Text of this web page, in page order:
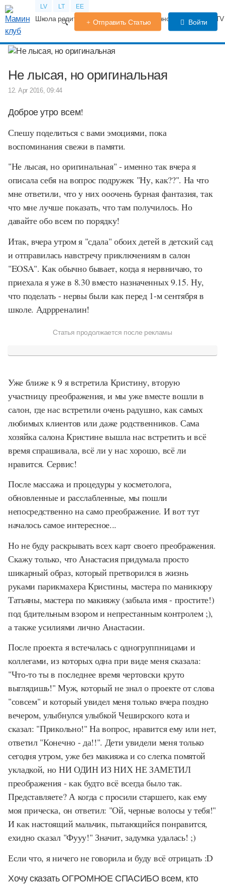
LV LT EE
Школа родителей Календарь беременности Форум
Отправить Статью Войти
Не лысая, но оригинальная
12. Apr 2016, 09:44
Доброе утро всем!
Спешу поделиться с вами эмоциями, пока
воспоминания свежи в памяти.
"Не лысая, но оригинальная" - именно так вчера я
описала себя на вопрос подружек "Ну, как??". На что
мне ответили, что у них ооочень бурная фантазия, так
что мне лучше показать, что там получилось. Но
давайте обо всем по порядку!
Итак, вчера утром я "сдала" обоих детей в детский сад
и отправилась навстречу приключениям в салон
"EOSA". Как обычно бывает, когда я нервничаю, то
приехала я уже в 8.30 вместо назначенных 9.15. Ну,
что поделать - нервы были как перед 1-м сентября в
школе. Адррреналин!
Статья продолжается после рекламы
Уже ближе к 9 я встретила Кристину, вторую
участницу преображения, и мы уже вместе вошли в
салон, где нас встретили очень радушно, как самых
любимых клиентов или даже родственников. Сама
хозяйка салона Кристине вышла нас встретить и всё
время спрашивала, всё ли у нас хорошо, всё ли
нравится. Сервис!
После массажа и процедуры у косметолога,
обновленные и расслабленные, мы пошли
непосредственно на само преображение. И вот тут
началось самое интересное...
Но не буду раскрывать всех карт своего преображения.
Скажу только, что Анастасия придумала просто
шикарный образ, который претворился в жизнь
руками парикмахера Кристины, мастера по маникюру
Татьяны, мастера по макияжу (забыла имя - простите!)
под бдительным взором и непрестанным контролем ;),
а также усилиями лично Анастасии.
После проекта я встечалась с одногруппницами и
коллегами, из которых одна при виде меня сказала:
"Что-то ты в последнее время чертовски круто
выглядишь!" Муж, который не знал о проекте от слова
"совсем" и который увидел меня только вчера поздно
вечером, улыбнулся улыбкой Чеширского кота и
сказал: "Прикольно!" На вопрос, нравится ему или нет,
ответил "Конечно - да!!". Дети увидели меня только
сегодня утром, уже без макияжа и со слегка помятой
укладкой, но НИ ОДИН ИЗ НИХ НЕ ЗАМЕТИЛ
преображения - как будто всё всегда было так.
Представляете? А когда с просили старшего, как ему
моя прическа, он ответил: "Ой, черные волосы у тебя!"
И как настоящий мальчик, пытающийся понравится,
ехидно сказал "Фууу!" Значит, задумка удалась! ;)
Если что, я ничего не говорила и буду всё отрицать :D
Хочу сказать ОГРОМНОЕ СПАСИБО всем, кто